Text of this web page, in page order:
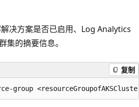
决方案是否已启用、Log Analytics
集的摘要信息。
复制